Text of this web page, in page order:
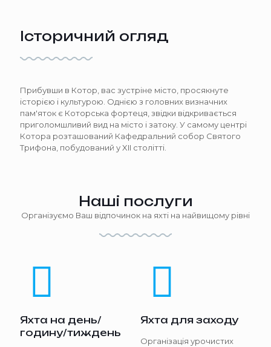
Історичний огляд
Прибувши в Котор, вас зустріне місто, просякнуте
історією і культурою. Однією з головних визначних
пам'яток є Которська фортеця, звідки відкривається
приголомшливий вид на місто і затоку. У самому центрі
Котора розташований Кафедральний собор Святого
Трифона, побудований у XII столітті.
Наші послуги
Організуємо Ваш відпочинок на яхті на найвищому рівні
Яхта на день/
годину/тиждень
Яхта для заходу
Організація урочистих